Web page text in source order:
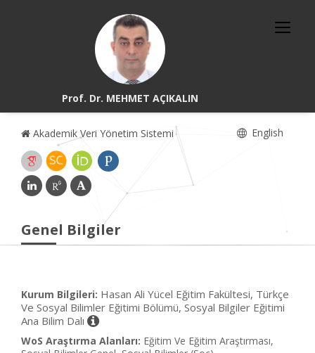
Prof. Dr. MEHMET AÇIKALIN
Akademik Veri Yönetim Sistemi English
Genel Bilgiler
Kurum Bilgileri: Hasan Ali Yücel Eğitim Fakültesi, Türkçe
Ve Sosyal Bilimler Eğitimi Bölümü, Sosyal Bilgiler Eğitimi
Ana Bilim Dalı
WoS Araştırma Alanları: Eğitim Ve Eğitim Araştırması,